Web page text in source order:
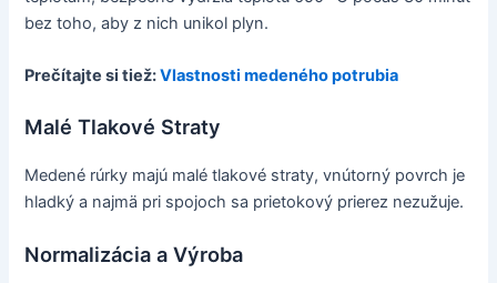
bez toho, aby z nich unikol plyn.
Prečítajte si tiež:Vlastnosti medeného potrubia
Malé Tlakové Straty
Medené rúrky majú malé tlakové straty, vnútorný povrch je
hladký a najmä pri spojoch sa prietokový prierez nezužuje.
Normalizácia a Výroba